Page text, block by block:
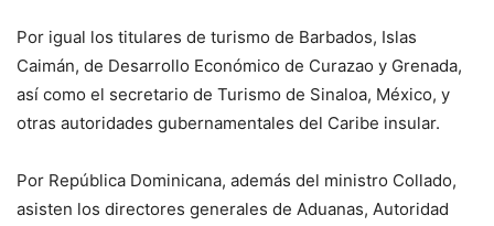
Por igual los titulares de turismo de Barbados, Islas
Caimán, de Desarrollo Económico de Curazao y Grenada,
así como el secretario de Turismo de Sinaloa, México, y
otras autoridades gubernamentales del Caribe insular.
Por República Dominicana, además del ministro Collado,
asisten los directores generales de Aduanas, Autoridad